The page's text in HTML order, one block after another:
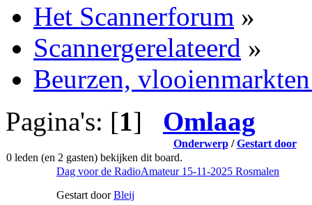
Het Scannerforum »
Scannergerelateerd »
Beurzen,
Pagina's: [1] Omlaag
Onderwerp/Gestart door
0 leden (en 2 gasten) bekijken dit board.
Dag voor de RadioAmateur 15-11-2025 Rosmalen
Gestart doorBleij